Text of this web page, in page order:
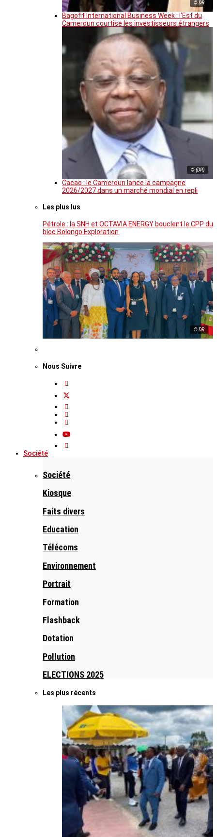
© DR
Bagofit International Business Week : l’Est du
Cameroun courtise les investisseurs étrangers
© (DR)
Cacao : le Cameroun lance la campagne
2026/2027 dans un marché mondial en repli
Les plus lus
Pétrole : la SNH et OCTAVIA ENERGY bouclent le CPP du
bloc Bolongo Exploration
© DR
Nous Suivre
Société
Société
Kiosque
Faits divers
Education
Télécoms
Environnement
Portrait
Formation
Flashback
Dotation
Pollution
ELECTIONS 2025
Les plus récents